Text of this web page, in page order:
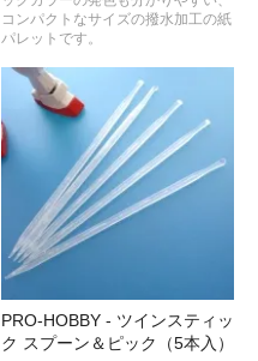
コンパクトなサイズの撥水加工の紙
パレットです。
PRO-HOBBY - ツインスティッ
ク スプーン＆ピック（5本入）